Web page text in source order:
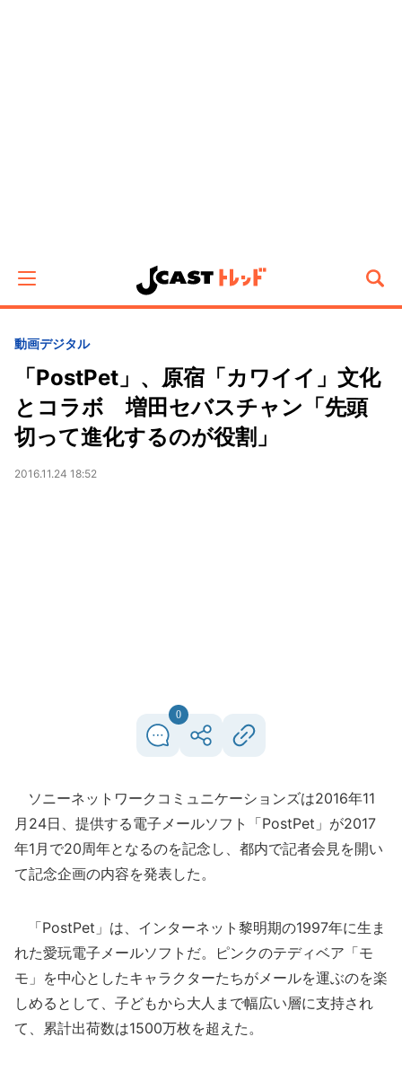
動画デジタル
「PostPet」、原宿「カワイイ」文化
とコラボ 増田セバスチャン「先頭
切って進化するのが役割」
2016.11.24 18:52
0
ソニーネットワークコミュニケーションズは2016年11
月24日、提供する電子メールソフト「PostPet」が2017
年1月で20周年となるのを記念し、都内で記者会見を開い
て記念企画の内容を発表した。
「PostPet」は、インターネット黎明期の1997年に生ま
れた愛玩電子メールソフトだ。ピンクのテディベア「モ
モ」を中心としたキャラクターたちがメールを運ぶのを楽
しめるとして、子どもから大人まで幅広い層に支持され
て、累計出荷数は1500万枚を超えた。